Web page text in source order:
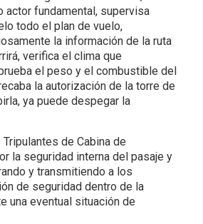
actor fundamental, supervisa
todo el plan de vuelo,
la información de la ruta
verifica el clima que
el peso y el combustible del
la autorización de la torre de
ya puede despegar la
de Cabina de
la seguridad interna del pasaje y
y transmitiendo a los
de seguridad dentro de la
una eventual situación de